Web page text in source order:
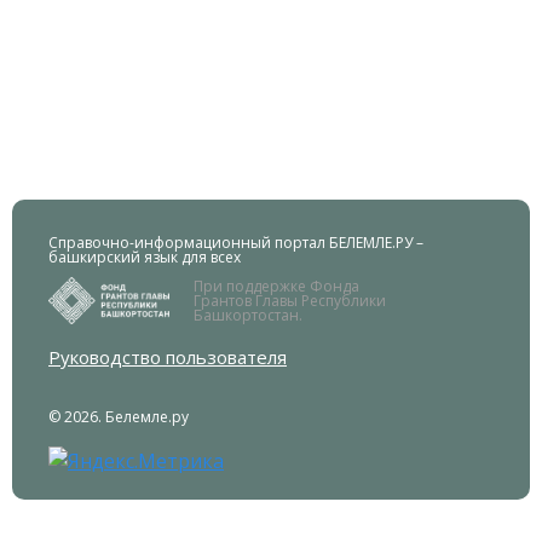
Справочно-информационный портал БЕЛЕМЛЕ.РУ –
башкирский язык для всех
При поддержке Фонда
Грантов Главы Республики
Башкортостан.
Руководство пользователя
© 2026. Белемле.ру